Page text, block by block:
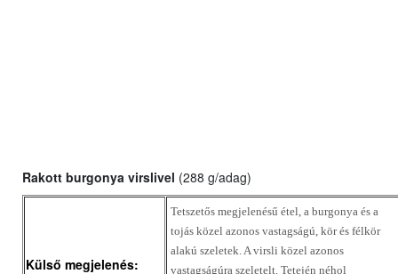
Rakott burgonya virslivel (288 g/adag)
Külső megjelenés:
Tetszetős megjelenésű étel, a burgonya és a
tojás közel azonos vastagságú, kör és félkör
alakú szeletek. A virsli közel azonos
vastagságúra szeletelt. Tetején néhol